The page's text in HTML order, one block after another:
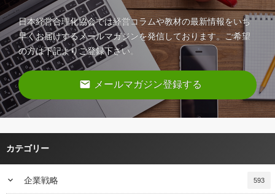
日本経営合理化協会では経営コラムや教材の最新情報をいち
早くお届けするメールマガジンを発信しております。ご希望
の方は下記よりご登録下さい。
email メールマガジン登録する
カテゴリー
keyboard_arrow_down 企業戦略 593